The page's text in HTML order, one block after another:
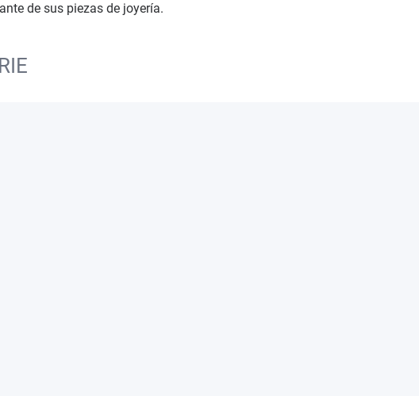
de sus piezas de joyería.